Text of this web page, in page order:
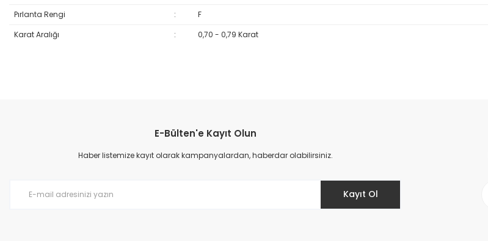
Pırlanta Rengi
:
F
Karat Aralığı
: 0,70 - 0,79 Karat
Ürün resmi kalitesiz, bozuk veya görüntülenemiyor.
Ürün açıklamasında eksik bilgiler bulunuyor.
E-Bülten'e Kayıt Olun
Haber listemize kayıt olarak kampanyalardan, haberdar olabilirsiniz.
Kayıt Ol